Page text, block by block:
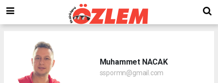
Muhammet NACAK
sspormn@gmail.com